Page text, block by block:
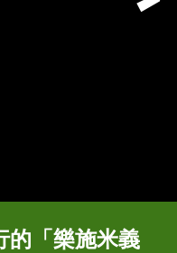
的「樂施米義
周年限量禮包
周年限量禮包
的「樂施米義